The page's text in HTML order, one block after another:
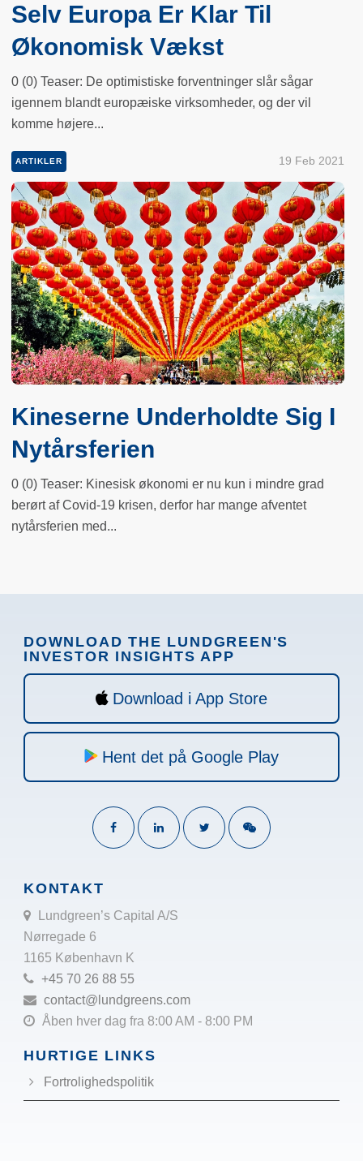
Selv Europa Er Klar Til
Økonomisk Vækst
0 (0) Teaser: De optimistiske forventninger slår sågar
igennem blandt europæiske virksomheder, og der vil
komme højere...
ARTIKLER 19 Feb 2021
Kineserne Underholdte Sig I
Nytårsferien
0 (0) Teaser: Kinesisk økonomi er nu kun i mindre grad
berørt af Covid-19 krisen, derfor har mange afventet
nytårsferien med...
DOWNLOAD THE LUNDGREEN'S
INVESTOR INSIGHTS APP
Download i App Store
Hent det på Google Play
KONTAKT
Lundgreen’s Capital A/S
Nørregade 6
1165 København K
+45 70 26 88 55
contact@lundgreens.com
Åben hver dag fra 8:00 AM - 8:00 PM
HURTIGE LINKS
Fortrolighedspolitik